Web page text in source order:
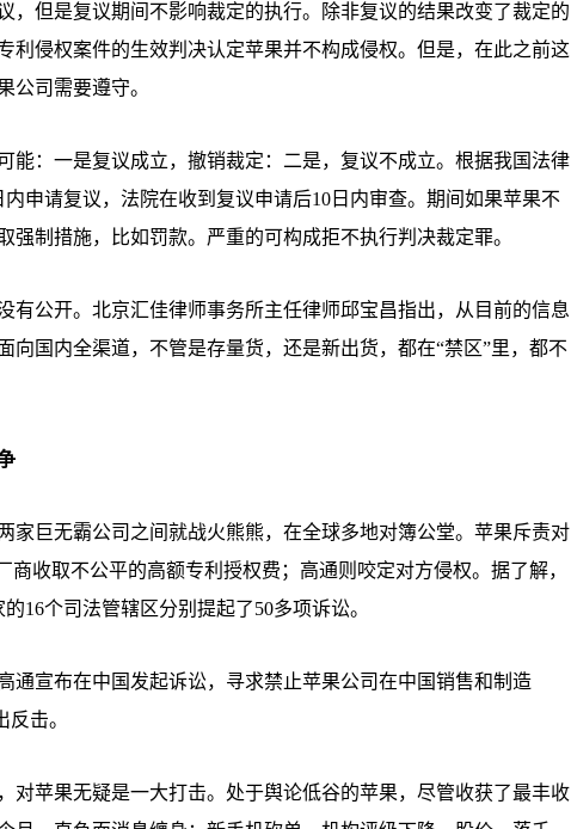
，但是复议期间不影响裁定的执行。除非复议的结果改变了裁定的
利侵权案件的生效判决认定苹果并不构成侵权。但是，在此之前这
公司需要遵守。
：一是复议成立，撤销裁定：二是，复议不成立。根据我国法律
申请复议，法院在收到复议申请后10日内审查。期间如果苹果不
强制措施，比如罚款。严重的可构成拒不执行判决裁定罪。
公开。北京汇佳律师事务所主任律师邱宝昌指出，从目前的信息
向国内全渠道，不管是存量货，还是新出货，都在“禁区”里，都不
巨无霸公司之间就战火熊熊，在全球多地对簿公堂。苹果斥责对
商收取不公平的高额专利授权费；高通则咬定对方侵权。据了解，
16个司法管辖区分别提起了50多项诉讼。
宣布在中国发起诉讼，寻求禁止苹果公司在中国销售和制造
反击。
苹果无疑是一大打击。处于舆论低谷的苹果，尽管收获了最丰收